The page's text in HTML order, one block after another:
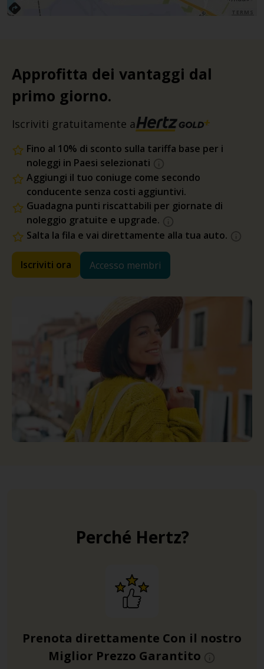
Approfitta dei vantaggi dal
primo giorno.
Iscriviti gratuitamente a
Fino al 10% di sconto sulla tariffa base per i
noleggi in Paesi selezionati
Aggiungi il tuo coniuge come secondo
conducente senza costi aggiuntivi.
Guadagna punti riscattabili per giornate di
noleggio gratuite e upgrade.
Salta la fila e vai direttamente alla tua auto.
Iscriviti ora Accesso membri
Perché Hertz?
Prenota direttamente Con il nostro
Miglior Prezzo Garantito